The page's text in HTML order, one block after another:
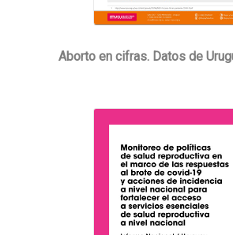
Aborto en cifras. Datos de